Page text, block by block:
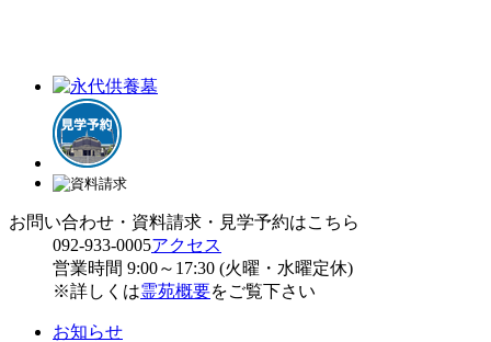
お問い合わせ・資料請求・見学予約はこちら
092-933-0005アクセス
営業時間 9:00～17:30 (火曜・水曜定休)
※詳しくは霊苑概要をご覧下さい
お知らせ